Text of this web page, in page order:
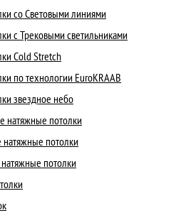
со Световыми линиями
с Трековыми светильниками
Cold Stretch
по технологии EuroKRAAB
звездное небо
натяжные потолки
потолки
потолки